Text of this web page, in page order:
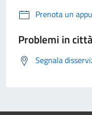
Prenota un
Problemi in città
Segnala